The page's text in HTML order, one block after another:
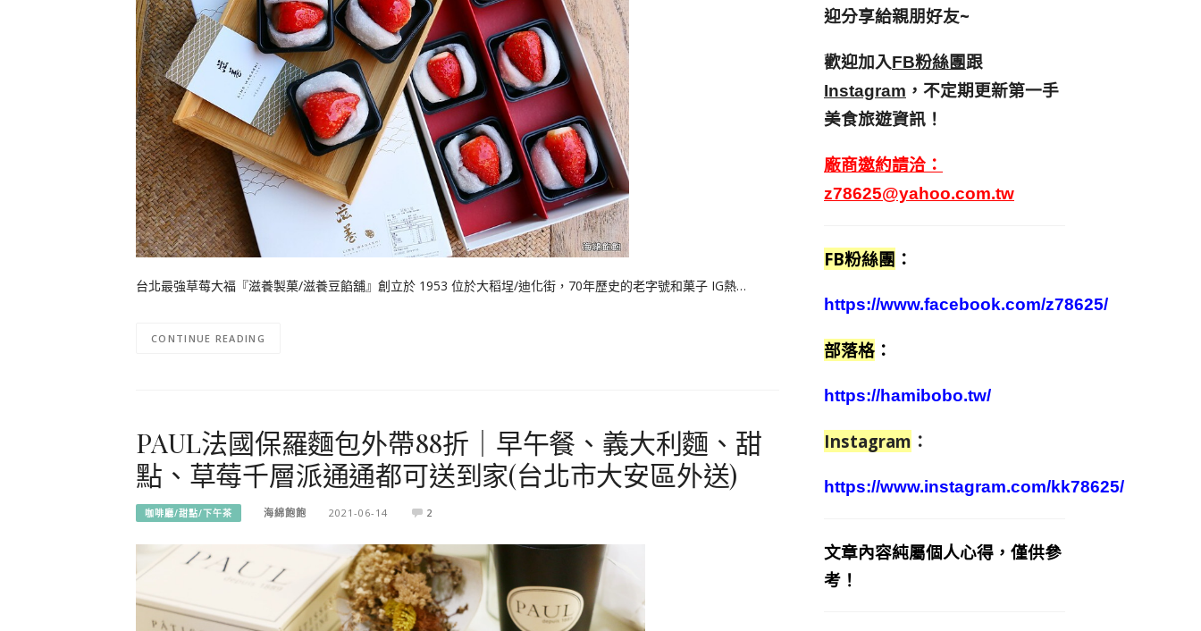
台北最強草莓大福『滋養製菓/滋養豆餡舖』創立於 1953 位於大稻埕/迪化街，70年歷史的老字號和菓子 IG熱…
CONTINUE READING
PAUL法國保羅麵包外帶88折｜早午餐、義大利麵、甜
點、草莓千層派通通都可送到家(台北市大安區外送)
咖啡廳/甜點/下午茶 海綿飽飽 2021-06-14 2
迎分享給親朋好友~
歡迎加入FB粉絲團跟
Instagram ，不定期更新第一手
美食旅遊資訊！
廠商邀約請洽：
z78625@yahoo.com.tw
FB粉絲團 ：
https://www.facebook.com/z78625/
部落格 ：
https://hamibobo.tw/
Instagram ：
https://www.instagram.com/kk78625/
文章內容純屬個人心得，僅供參
考！